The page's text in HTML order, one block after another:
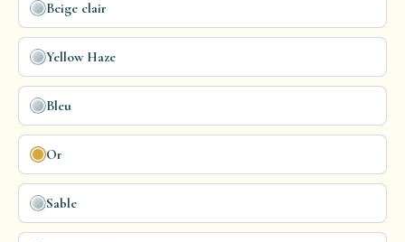
Beige clair
Yellow Haze
Bleu
Or
Sable